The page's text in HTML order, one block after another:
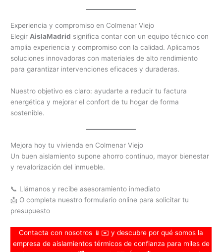
Experiencia y compromiso en Colmenar Viejo
Elegir AislaMadrid significa contar con un equipo técnico con
amplia experiencia y compromiso con la calidad. Aplicamos
soluciones innovadoras con materiales de alto rendimiento
para garantizar intervenciones eficaces y duraderas.
Nuestro objetivo es claro: ayudarte a reducir tu factura
energética y mejorar el confort de tu hogar de forma
sostenible.
Mejora hoy tu vivienda en Colmenar Viejo
Un buen aislamiento supone ahorro continuo, mayor bienestar
y revalorización del inmueble.
📞 Llámanos y recibe asesoramiento inmediato
📩 O completa nuestro formulario online para solicitar tu
presupuesto
Contacta con nosotros 📱✉️ y descubre por qué somos la
empresa de aislamientos térmicos de confianza para miles de